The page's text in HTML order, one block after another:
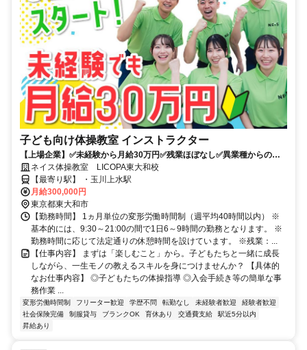
子ども向け体操教室 インストラクター
【上場企業】✅未経験から月給30万円✅残業ほぼなし✅異業種からの転
職多数✅子供の未来をつくる仕事
ネイス体操教室 LICOPA東大和校
【最寄り駅】 ・玉川上水駅
月給300,000円
東京都東大和市
【勤務時間】 1ヵ月単位の変形労働時間制（週平均40時間以内） ※
基本的には、9:30～21:00の間で1日6～9時間の勤務となります。 ※
勤務時間に応じて法定通りの休憩時間を設けています。 ※残業：...
【仕事内容】 まずは「楽しむこと」から。子どもたちと一緒に成長
しながら、一生モノの教えるスキルを身につけませんか？ 【具体的
なお仕事内容】 ◎子どもたちの体操指導 ◎入会手続き等の簡単な事
務作業 ...
変形労働時間制 フリーター歓迎 学歴不問 転勤なし 未経験者歓迎
経験者歓迎
社会保険完備
制服貸与 ブランクOK 育休あり 交通費支給
駅近5分以内
昇給あり